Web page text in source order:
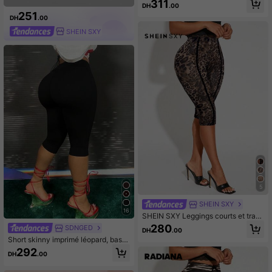
DH251 .00
SHEIN SXY
16
SDNGED
Short skinny imprimé léopard, bas
d'été confortable noir
DH292.00
le club
DH311 .00
5
SHEIN SXY
SHEIN SXY Leggings courts et trans
parents imprimés léopard sexy, print
emps/été
DH280.00